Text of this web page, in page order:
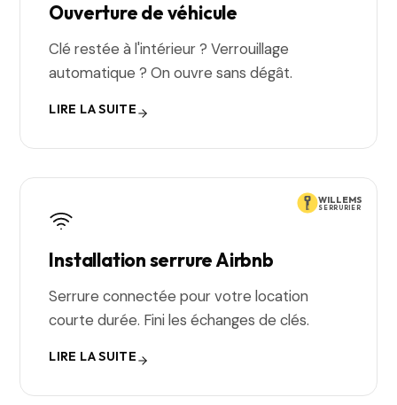
Ouverture de véhicule
Clé restée à l'intérieur ? Verrouillage
automatique ? On ouvre sans dégât.
LIRE LA SUITE
WILLEMS
SERRURIER
Installation serrure Airbnb
Serrure connectée pour votre location
courte durée. Fini les échanges de clés.
LIRE LA SUITE